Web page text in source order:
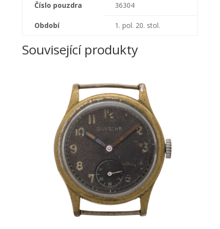
Číslo pouzdra 36304
Období 1. pol. 20. stol.
Související produkty